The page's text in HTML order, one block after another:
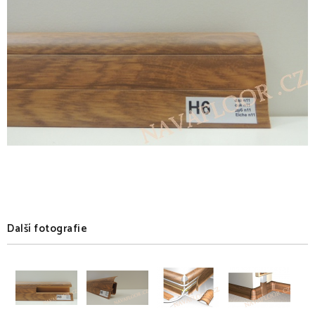
Další fotografie